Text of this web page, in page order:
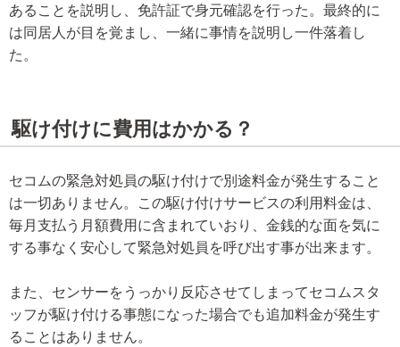
あることを説明し、免許証で身元確認を行った。最終的に
は同居人が目を覚まし、一緒に事情を説明し一件落着し
た。
駆け付けに費用はかかる？
セコムの緊急対処員の駆け付けで別途料金が発生すること
は一切ありません。この駆け付けサービスの利用料金は、
毎月支払う月額費用に含まれていおり、金銭的な面を気に
する事なく安心して緊急対処員を呼び出す事が出来ます。
また、センサーをうっかり反応させてしまってセコムスタ
ッフが駆け付ける事態になった場合でも追加料金が発生す
ることはありません。